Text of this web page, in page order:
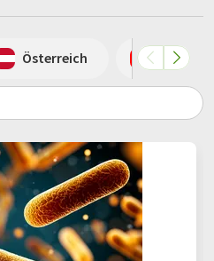
Österreich Schweiz